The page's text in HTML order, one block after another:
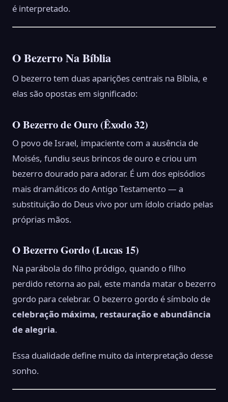
é interpretado.
O Bezerro Na Bíblia
O bezerro tem duas aparições centrais na Bíblia, e
elas são opostas em significado:
O Bezerro de Ouro (Êxodo 32)
O povo de Israel, impaciente com a ausência de
Moisés, fundiu seus brincos de ouro e criou um
bezerro dourado para adorar. É um dos episódios
mais dramáticos do Antigo Testamento — a
substituição do Deus vivo por um ídolo criado pelas
próprias mãos.
O Bezerro Gordo (Lucas 15)
Na parábola do filho pródigo, quando o filho
perdido retorna ao pai, este manda matar o bezerro
gordo para celebrar. O bezerro gordo é símbolo de
celebração máxima, restauração e abundância
de alegria.
Essa dualidade define muito da interpretação desse
sonho.